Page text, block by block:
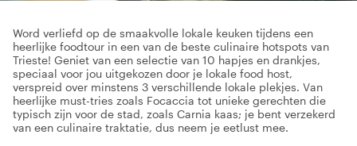
Word verliefd op de smaakvolle lokale keuken tijdens een
heerlijke foodtour in een van de beste culinaire hotspots van
Trieste! Geniet van een selectie van 10 hapjes en drankjes,
speciaal voor jou uitgekozen door je lokale food host,
verspreid over minstens 3 verschillende lokale plekjes. Van
heerlijke must-tries zoals Focaccia tot unieke gerechten die
typisch zijn voor de stad, zoals Carnia kaas; je bent verzekerd
van een culinaire traktatie, dus neem je eetlust mee.